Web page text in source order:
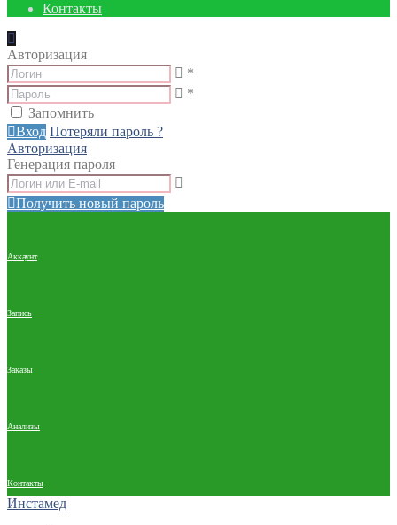
Контакты
Авторизация
*
*
Запомнить
Вход Потеряли пароль ?
Авторизация
Генерация пароля
Получить новый пароль
Аккаунт
Запись
Заказы
Анализы
Контакты
Инстамед